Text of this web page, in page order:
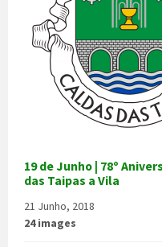
19 de Junho | 78º
das Taipas a Vila
21 Junho, 2018
24 images